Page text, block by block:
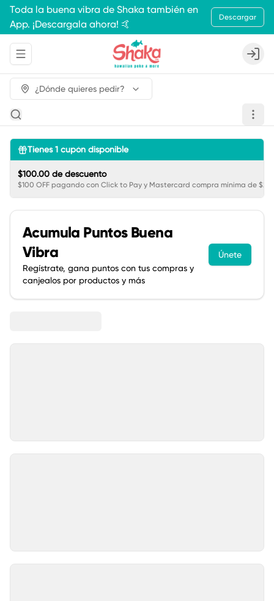
Toda la buena vibra de Shaka también en
App. ¡Descargala ahora! 🤙
Descargar
Abrir menu de navegación Login
¿Dónde quieres pedir?
Tienes1 cupón disponible
$100.00 de descuento
$100 OFF pagando con Click to Pay y Mastercard compra mínima de
Acumula Puntos Buena
Vibra
Regístrate, gana puntos con tus compras y
canjealos por productos y más
Únete